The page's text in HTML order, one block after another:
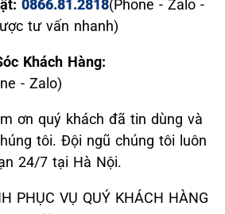
0866.81.2818(Phone - Zalo -
tư vấn nhanh)
Khách Hàng:
- Zalo)
ơn quý khách đã tin dùng và
tôi. Đội ngũ chúng tôi luôn
24/7 tại Hà Nội.
PHỤC VỤ QUÝ KHÁCH HÀNG